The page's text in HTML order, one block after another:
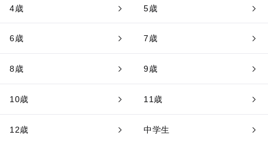
4歳 5歳
6歳 7歳
8歳 9歳
10歳 11歳
12歳 中学生